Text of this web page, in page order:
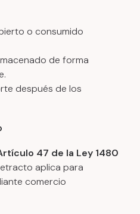
o consumido
de forma
después de los
47 de la Ley 1480
aplica para
comercio